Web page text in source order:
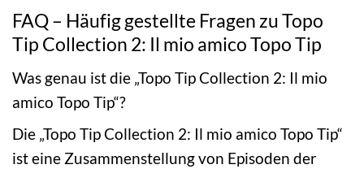
FAQ – Häufig gestellte Fragen zu Topo
Tip Collection 2: Il mio amico Topo Tip
Was genau ist die „Topo Tip Collection 2: Il mio
amico Topo Tip“?
Die „Topo Tip Collection 2: Il mio amico Topo Tip“
ist eine Zusammenstellung von Episoden der